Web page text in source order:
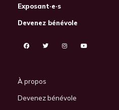
Exposant·e·s
Devenez bénévole
À propos
Devenez bénévole